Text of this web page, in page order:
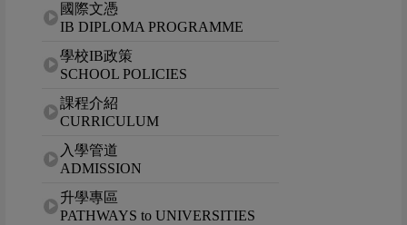
國際文憑
IB DIPLOMA PROGRAMME
學校IB政策
SCHOOL POLICIES
課程介紹
CURRICULUM
入學管道
ADMISSION
升學專區
PATHWAYS to UNIVERSITIES